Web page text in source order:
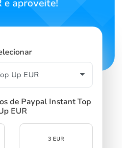
e aproveite!
de Paypal Instant Top
EUR
3 EUR